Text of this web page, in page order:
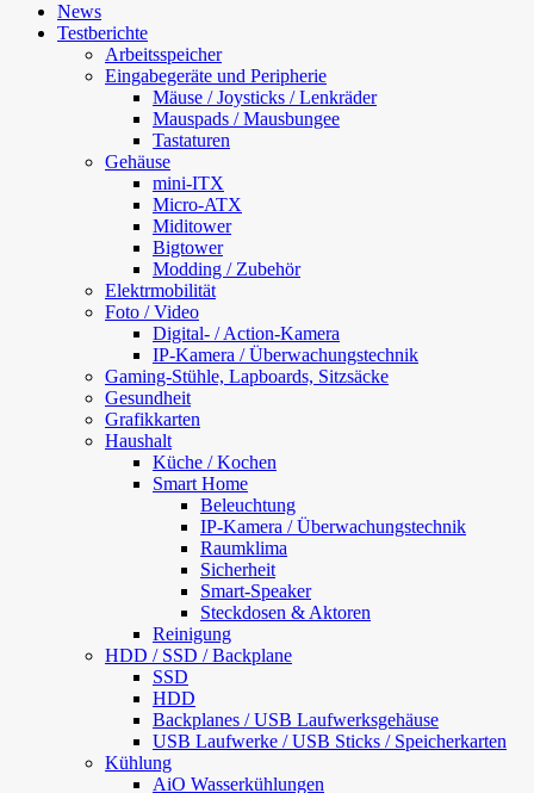
News
Testberichte
Arbeitsspeicher
Eingabegeräte und Peripherie
Mäuse / Joysticks / Lenkräder
Mauspads / Mausbungee
Tastaturen
Gehäuse
mini-ITX
Micro-ATX
Miditower
Bigtower
Modding / Zubehör
Elektrmobilität
Foto / Video
Digital- / Action-Kamera
IP-Kamera / Überwachungstechnik
Gaming-Stühle, Lapboards, Sitzsäcke
Gesundheit
Grafikkarten
Haushalt
Küche / Kochen
Smart Home
Beleuchtung
IP-Kamera / Überwachungstechnik
Raumklima
Sicherheit
Smart-Speaker
Steckdosen & Aktoren
Reinigung
HDD / SSD / Backplane
SSD
HDD
Backplanes / USB Laufwerksgehäuse
USB Laufwerke / USB Sticks / Speicherkarten
Kühlung
AiO Wasserkühlungen